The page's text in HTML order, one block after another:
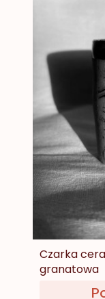
Czarka
granatowa